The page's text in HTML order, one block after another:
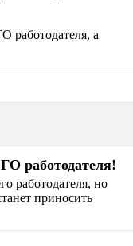
работодателя, а
работодателя!
работодателя, но
приносить